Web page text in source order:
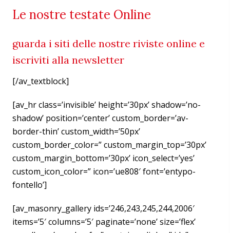
Le nostre testate Online
guarda i siti delle nostre riviste online e
iscriviti alla newsletter
[/av_textblock]
[av_hr class=’invisible’ height=’30px’ shadow=’no-
shadow’ position=’center’ custom_border=’av-
border-thin’ custom_width=’50px’
custom_border_color=” custom_margin_top=’30px’
custom_margin_bottom=’30px’ icon_select=’yes’
custom_icon_color=” icon=’ue808′ font=’entypo-
fontello’]
[av_masonry_gallery ids=’246,243,245,244,2006′
items=’5′ columns=’5′ paginate=’none’ size=’flex’